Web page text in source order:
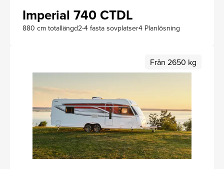
Imperial 740 CTDL
880 cm totallängd2-4 fasta sovplatser4 Planlösning
Från 2650 kg